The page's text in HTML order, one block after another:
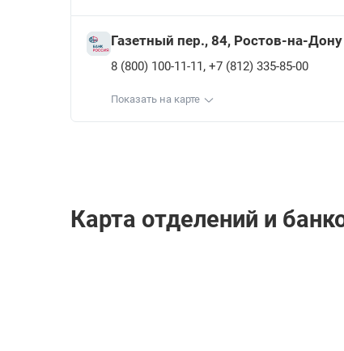
Газетный пер., 84, Ростов-на-Дону
8 (800) 100-11-11, +7 (812) 335-85-00
Показать на карте
Карта отделений и